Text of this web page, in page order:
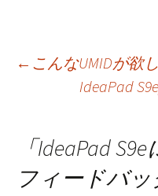
投
ナ
← こんなUMIDが欲
IdeaPad
「IdeaPad
フィードバッ